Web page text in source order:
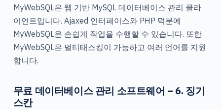
MyWebSQL은 웹 기반 MySQL 데이터베이스 관리 클라
이언트입니다. Ajaxed 인터페이스와 PHP 덕분에
MyWebSQL은 손쉽게 작업을 수행할 수 있습니다. 또한
MyWebSQL은 멀티태스킹이 가능하고 여러 언어를 지원
합니다.
무료 데이터베이스 관리 소프트웨어 – 6. 징기
스칸